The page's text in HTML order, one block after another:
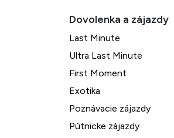
Last Minute
Ultra Last Minute
First Moment
Exotika
Poznávacie zájazdy
Pútnicke zájazdy